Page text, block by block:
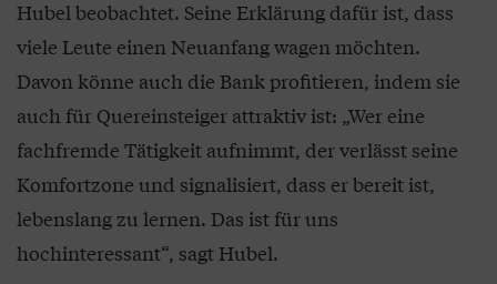
Hubel beobachtet. Seine Erklärung dafür ist, dass
viele Leute einen Neuanfang wagen möchten.
Davon könne auch die Bank profitieren, indem sie
auch für Quereinsteiger attraktiv ist: „Wer eine
fachfremde Tätigkeit aufnimmt, der verlässt seine
Komfortzone und signalisiert, dass er bereit ist,
lebenslang zu lernen. Das ist für uns
hochinteressant“, sagt Hubel.